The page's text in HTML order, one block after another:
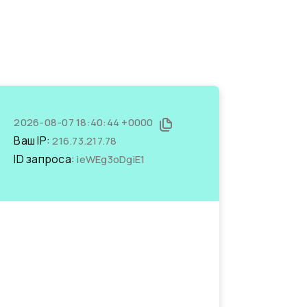
2026-08-07 18:40:44 +0000
Ваш IP:216.73.217.78
ID запроса:ieWEg3oDgiE1